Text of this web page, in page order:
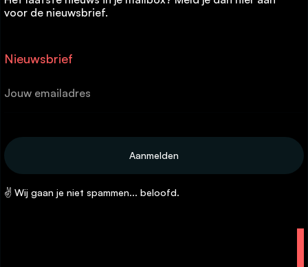
voor de nieuwsbrief.
Nieuwsbrief
✌ Wij gaan je niet spammen... beloofd.